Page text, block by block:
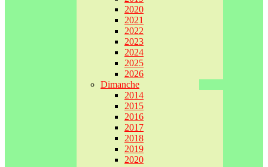
2020
2021
2022
2023
2024
2025
2026
Dimanche
2014
2015
2016
2017
2018
2019
2020